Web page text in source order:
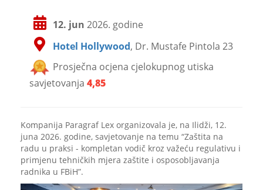
12. jun 2026. godine
Hotel Hollywood, Dr. Mustafe Pintola 23
Prosječna ocjena cjelokupnog utiska
savjetovanja 4,85
Kompanija Paragraf Lex organizovala je, na Ilidži, 12.
juna 2026. godine, savjetovanje na temu “Zaštita na
radu u praksi - kompletan vodič kroz važeću regulativu i
primjenu tehničkih mjera zaštite i osposobljavanja
radnika u FBiH”.